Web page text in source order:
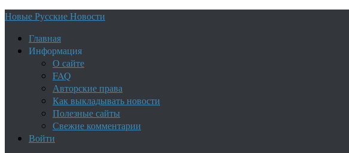
Новые Русские Новости
Главная
Информация
О сайте
FAQ
Авторские права
Как выкладывать новости
Полезные сайты
Свежие комментарии
Войти